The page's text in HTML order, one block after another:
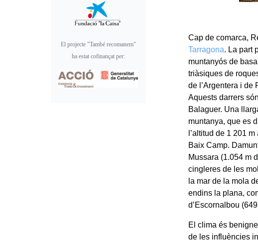
Cap de comarca,
Tarragona. La part
muntanyós de
triàsiques de
de l’Argentera i de
Aquests darrers
Balaguer. Una
muntanya, que es
l’altitud de 1 201
Baix Camp.
Mussara (1.054 m
cingleres de les
la mar de la mola
endins la plana,
d’Escornalbou
El clima és
de les influències
El projecte "També recomanem"
ha estat cofinançat per: